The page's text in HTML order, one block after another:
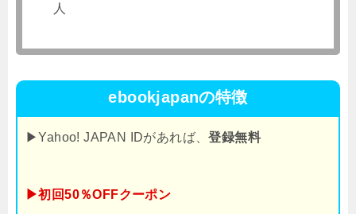
人
ebookjapanの特徴
▶Yahoo! JAPAN IDがあれば、登録無料
▶初回50％OFFクーポン